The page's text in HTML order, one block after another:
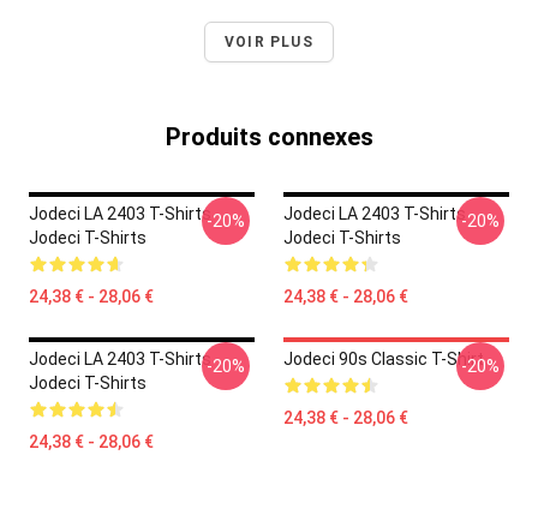
VOIR PLUS
Produits connexes
Jodeci LA 2403 T-Shirts
Jodeci T-Shirts
24,38 € - 28,06 €
-20%
Jodeci LA 2403 T-Shirts
Jodeci T-Shirts
24,38 € - 28,06 €
-20%
Jodeci LA 2403 T-Shirts
Jodeci T-Shirts
24,38 € - 28,06 €
-20% Jodeci 90s Classic T-Shirt
24,38 € - 28,06 €
-20%